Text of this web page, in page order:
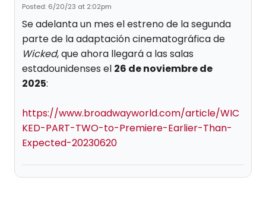
Posted: 6/20/23 at 2:02pm
Se adelanta un mes el estreno de la segunda
parte de la adaptación cinematográfica de
Wicked, que ahora llegará a las salas
estadounidenses el 26 de noviembre de
2025:
https://www.broadwayworld.com/article/WIC
KED-PART-TWO-to-Premiere-Earlier-Than-
Expected-20230620